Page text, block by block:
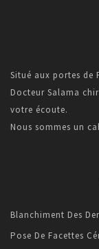
Situé aux portes de
Docteur Salama
votre écoute.
Nous sommes un
Blanchiment Des
Pose De Facettes